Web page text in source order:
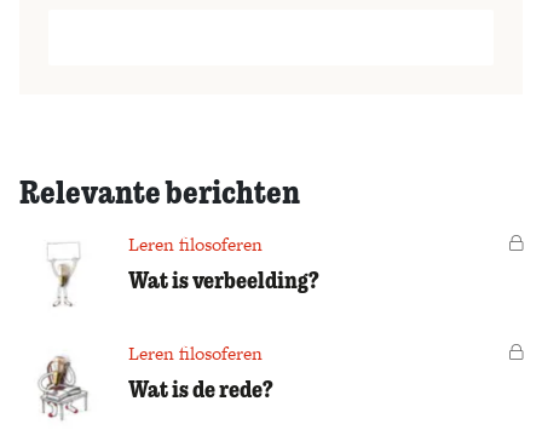
Relevante berichten
Leren filosoferen
Wat is verbeelding?
Leren filosoferen
Wat is de rede?